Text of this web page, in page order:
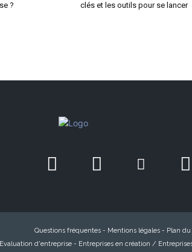
?
clés et les outils pour se lancer
Questions fréquentes - Mentions légales - Plan
Evaluation d'entreprise- Entreprises en création /